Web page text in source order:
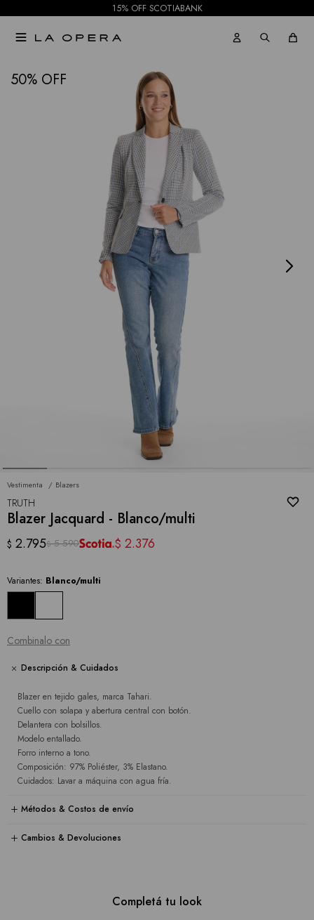
15% OFF SCOTIABANK

50
Vestimenta Blazers
TRUTH
Blazer Jacquard - Blanco/multi
$ 2.795$ 5.590 $ 2.376
Variantes: Blanco/multi
Combinalo con
Descripción & Cuidados
Blazer en tejido gales, marca Tahari.
Cuello con solapa y abertura central con botón.
Delantera con bolsillos.
Modelo entallado.
Forro interno a tono.
Composición: 97% Poliéster, 3% Elastano.
Cuidados: Lavar a máquina con agua fría.
Métodos & Costos de envío
Cambios & Devoluciones
Completá tu look
NOTIFICARME